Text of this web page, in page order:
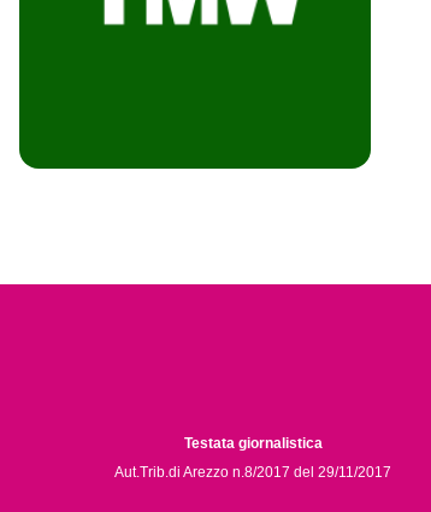
Testata giornalistica
Aut.Trib.di Arezzo n.8/2017 del 29/11/2017